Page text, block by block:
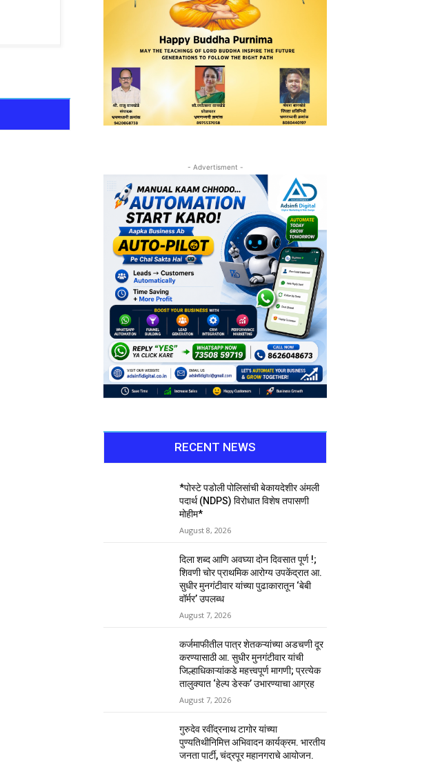
- Advertisment -
RECENT NEWS
*पोस्टे पडोली पोलिसांची बेकायदेशीर अंमली
पदार्थ (NDPS) विरोधात विशेष तपासणी
मोहीम*
August 8, 2026
दिला शब्द आणि अवघ्या दोन दिवसात पूर्ण !;
शिवणी चोर प्राथमिक आरोग्य उपकेंद्रात आ.
सुधीर मुनगंटीवार यांच्या पुढाकारातून ‘बेबी
वॉर्मर’ उपलब्ध
August 7, 2026
कर्जमाफीतील पात्र शेतकऱ्यांच्या अडचणी दूर
करण्यासाठी आ. सुधीर मुनगंटीवार यांची
जिल्हाधिकाऱ्यांकडे महत्त्वपूर्ण मागणी; प्रत्येक
तालुक्यात ‘हेल्प डेस्क’ उभारण्याचा आग्रह
August 7, 2026
गुरुदेव रवींद्रनाथ टागोर यांच्या
पुण्यतिथीनिमित्त अभिवादन कार्यक्रम. भारतीय
जनता पार्टी, चंद्रपूर महानगराचे आयोजन.